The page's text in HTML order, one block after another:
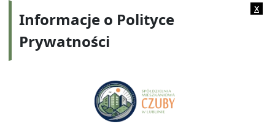
ul. Watykańska 6, 20-538 Lublin
x
Informacje o Polityce
Prywatności